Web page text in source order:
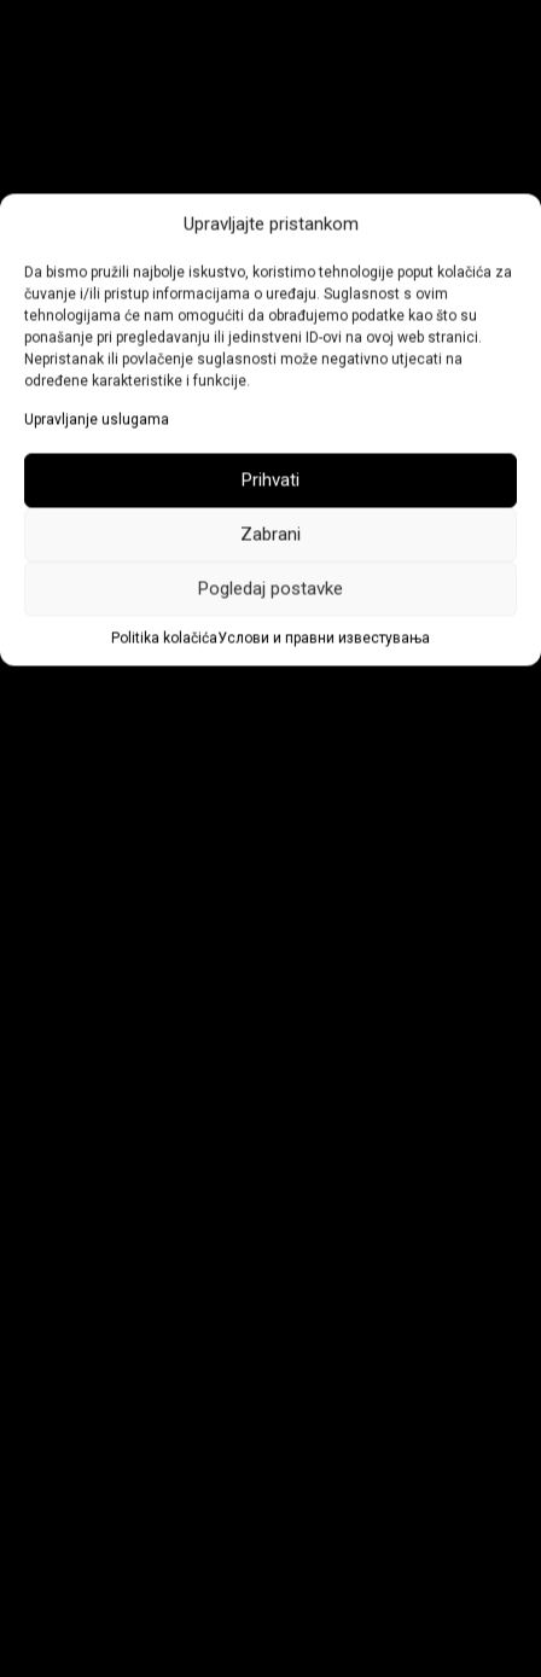
Upravljajte pristankom
Da bismo pružili najbolje iskustvo, koristimo tehnologije poput kolačića za
čuvanje i/ili pristup informacijama o uređaju. Suglasnost s ovim
tehnologijama će nam omogućiti da obrađujemo podatke kao što su
ponašanje pri pregledavanju ili jedinstveni ID-ovi na ovoj web stranici.
Nepristanak ili povlačenje suglasnosti može negativno utjecati na
određene karakteristike i funkcije.
Upravljanje uslugama
Prihvati
Zabrani
Pogledaj postavke
Politika kolačićaУслови и правни известувања